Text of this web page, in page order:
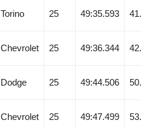
Torino 25 49:35.593
Chevrolet 25 49:36.344
Dodge 25 49:44.506
Chevrolet 25 49:47.499